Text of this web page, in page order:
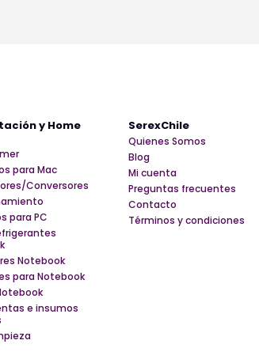
y Home
para Mac
Conversores
para PC
Notebook
para Notebook
e insumos
SerexChile
Quienes Somos
Blog
Mi cuenta
Preguntas frecuentes
Contacto
Términos y condiciones